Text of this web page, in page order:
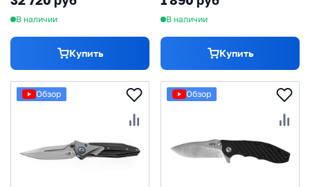
В наличии
Купить
В наличии
Купить
Обзор Обзор